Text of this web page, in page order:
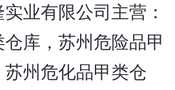
业有限公司主营：
库，苏州危险品甲
苏州危化品甲类仓